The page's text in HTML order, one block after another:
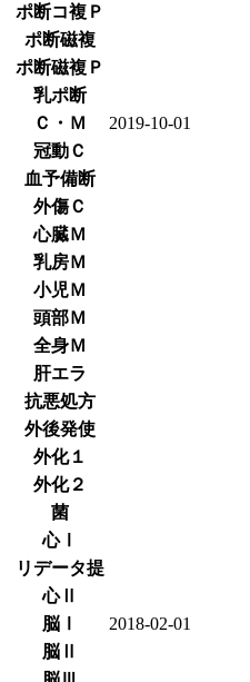
ポ断コ複Ｐ
ポ断磁複
ポ断磁複Ｐ
乳ポ断
Ｃ・Ｍ
2019-10-01
冠動Ｃ
血予備断
外傷Ｃ
心臓Ｍ
乳房Ｍ
小児Ｍ
頭部Ｍ
全身Ｍ
肝エラ
抗悪処方
外後発使
外化１
外化２
菌
心Ⅰ
リデータ提
心Ⅱ
脳Ⅰ
2018-02-01
脳Ⅱ